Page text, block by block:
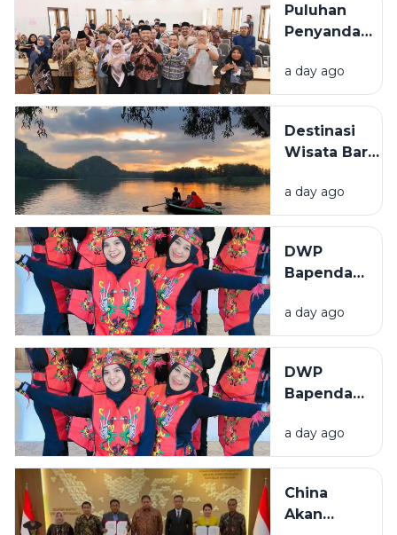
Nikah per
Januari-
Puluhan
Penyandang
di Sampang
Ikuti
Mushaf
Qur'an
a day ago
Destinasi
Wisata Baru
di Sampang,
Pemkab
Perizinan
dan
a day ago
DWP
Bapenda
Tampil
Semangat
Menyanyi
Lagu
HUT RI ke-
81
a day ago
DWP
Bapenda
Tampil
Semangat
Menyanyi
Lagu
a day ago
China
Akan